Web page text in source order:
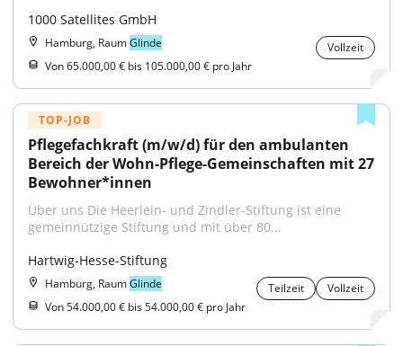
1000 Satellites GmbH
Hamburg, RaumGlinde
Vollzeit
Von 65.000,00 € bis 105.000,00 € pro Jahr
TOP-JOB
Pflegefachkraft (m/w/d) für den ambulanten
Bereich der Wohn-Pflege-Gemeinschaften mit 27
Bewohner*innen
Über uns Die Heerlein- und Zindler-Stiftung ist eine
gemeinnützige Stiftung und mit über 80...
Hartwig-Hesse-Stiftung
Hamburg, RaumGlinde Teilzeit
Vollzeit
Von 54.000,00 € bis 54.000,00 € pro Jahr